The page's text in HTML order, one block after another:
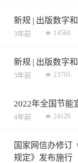
新规 | 出版数字
3年前 14560
新规 | 出版数字
3年前 23705
2022年全国节能
4年前 24126
国家网信办修订
规定》发布施行